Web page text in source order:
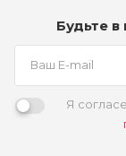
Будьте
Я